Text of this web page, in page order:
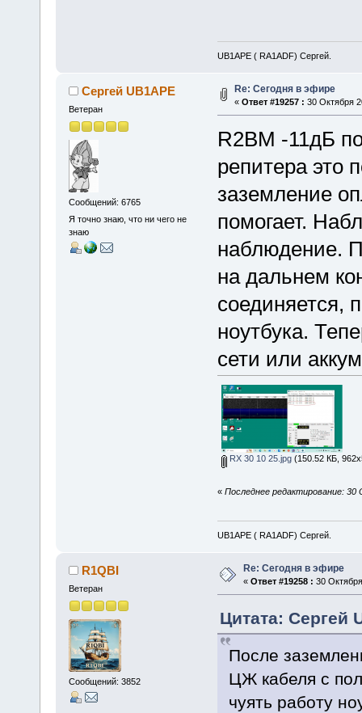
UB1APE ( RA1ADF) Сергей.
Сергей UB1APE
Ветеран
Сообщений: 6765
Я точно знаю, что ни чего не
знаю
Re: Сегодня в эфире
« Ответ #19257 : 30 Октября
R2BM -11дБ
репитера это
заземление
помогает.
наблюдение.
на дальнем
соединяется,
ноутбука.
сети или
RX 30 10 25.jpg(150.52 КБ,
« Последнее редактирование: 30
UB1APE ( RA1ADF) Сергей.
R1QBI
Ветеран
Сообщений: 3852
Re: Сегодня в эфире
« Ответ #19258 : 30
Цитата: Сергей
После
ЦЖ кабеля с
чуять работу